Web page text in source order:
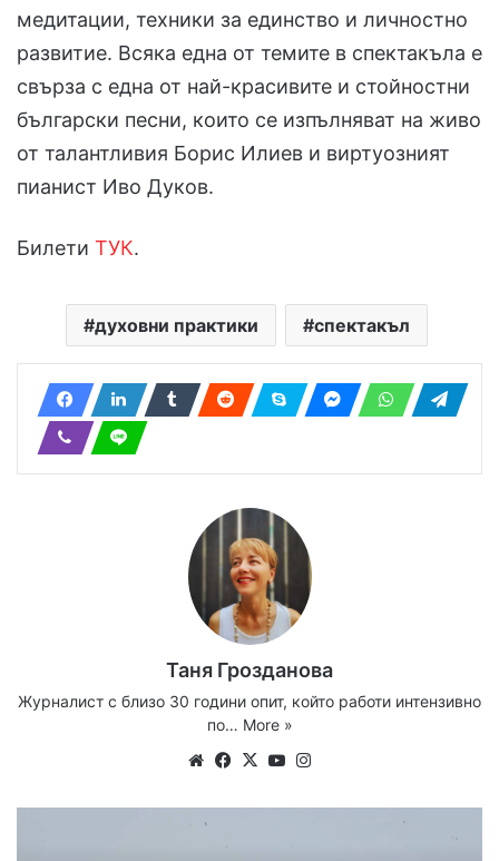
медитации, техники за единство и личностно
развитие. Всяка една от темите в спектакъла е
свърза с една от най-красивите и стойностни
български песни, които се изпълняват на живо
от талантливия Борис Илиев и виртуозният
пианист Иво Дуков.
Билети ТУК.
духовни практики спектакъл
Таня Грозданова
Журналист с близо 30 години опит, който работи интензивно
по… More »
WebsiteFacebook
X YouTube